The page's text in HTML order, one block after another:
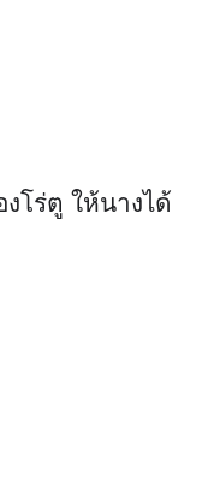
โร่ตู ให้นางได้